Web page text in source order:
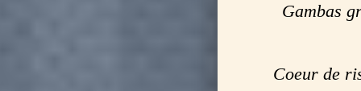
Gambas
Coeur de